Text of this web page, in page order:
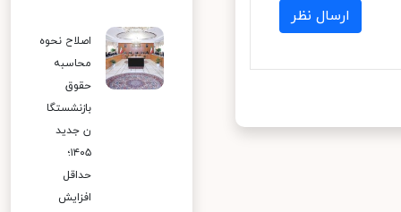
ارسال نظر
اصلاح نحوه
محاسبه
حقوق
بازنشستگا
ن جدید
۱۴۰۵؛
حداقل
افزایش